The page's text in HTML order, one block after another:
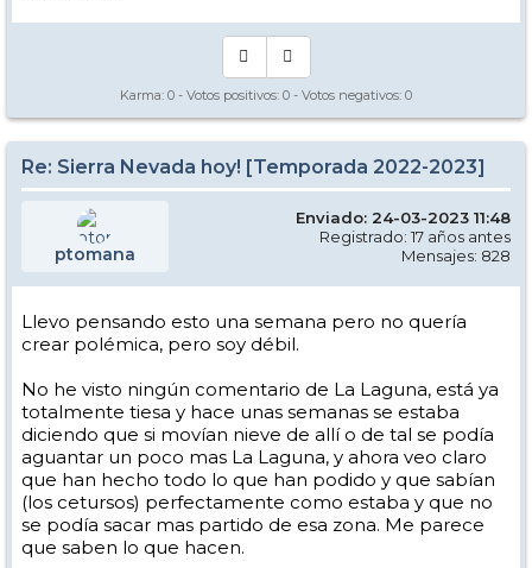
Karma: 0 - Votos positivos: 0 - Votos negativos: 0
Re: Sierra Nevada hoy! [Temporada 2022-2023]
ptomana
Enviado: 24-03-2023 11:48
Registrado: 17 años antes
Mensajes: 828
Llevo pensando esto una semana pero no quería
crear polémica, pero soy débil.
No he visto ningún comentario de La Laguna, está ya
totalmente tiesa y hace unas semanas se estaba
diciendo que si movían nieve de allí o de tal se podía
aguantar un poco mas La Laguna, y ahora veo claro
que han hecho todo lo que han podido y que sabían
(los cetursos) perfectamente como estaba y que no
se podía sacar mas partido de esa zona. Me parece
que saben lo que hacen.